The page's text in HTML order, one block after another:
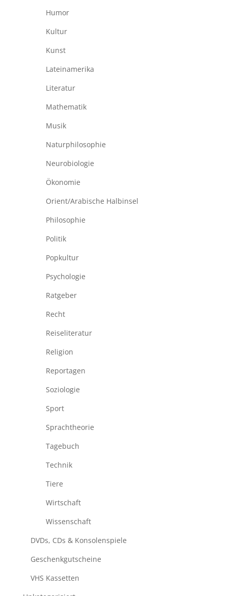
Humor
Kultur
Kunst
Lateinamerika
Literatur
Mathematik
Musik
Naturphilosophie
Neurobiologie
Ökonomie
Orient/Arabische Halbinsel
Philosophie
Politik
Popkultur
Psychologie
Ratgeber
Recht
Reiseliteratur
Religion
Reportagen
Soziologie
Sport
Sprachtheorie
Tagebuch
Technik
Tiere
Wirtschaft
Wissenschaft
DVDs, CDs & Konsolenspiele
Geschenkgutscheine
VHS Kassetten